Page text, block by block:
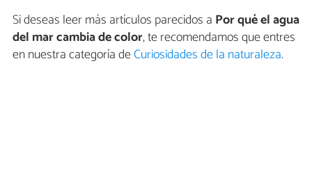
Si deseas leer más artículos parecidos a Por qué el agua
del mar cambia de color, te recomendamos que entres
en nuestra categoría deCuriosidades de la naturaleza.